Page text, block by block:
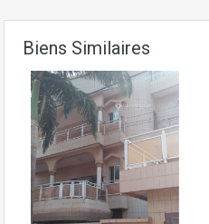
Biens Similaires